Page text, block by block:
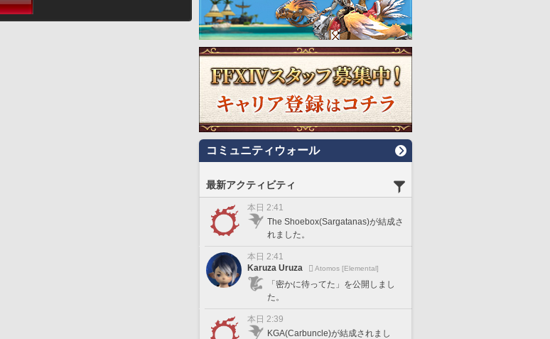
コミュニティウォール
最新アクティビティ
本日 2:41
The Shoebox(Sargatanas)が結成さ
れました。
本日 2:41
Karuza Uruza
Atomos [Elemental]
「密かに待ってた」を公開しまし
た。
本日 2:39
KGA(Carbuncle)が結成されまし